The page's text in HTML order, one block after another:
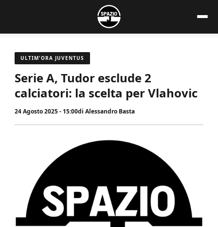
contenuto
ULTIM'ORA JUVENTUS
Serie A, Tudor esclude 2
calciatori: la scelta per Vlahovic
24 Agosto 2025 - 15:00di Alessandro Basta